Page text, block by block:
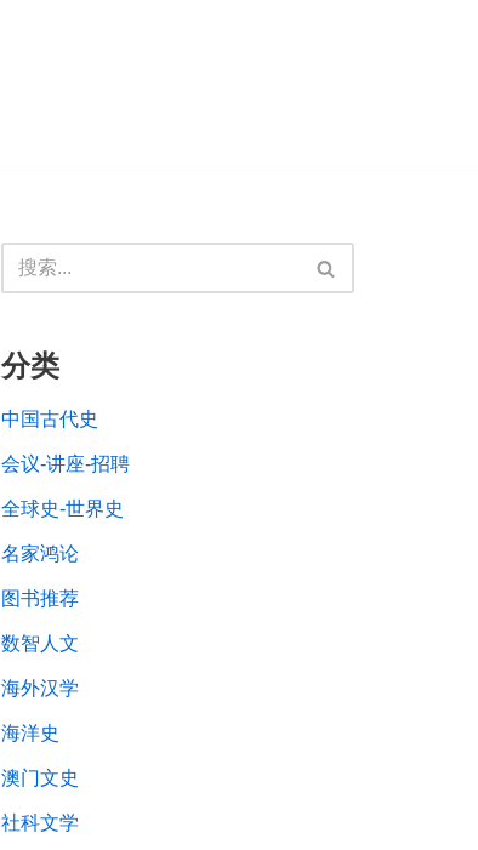
分类
中国古代史
会议-讲座-招聘
全球史-世界史
名家鸿论
图书推荐
数智人文
海外汉学
海洋史
澳门文史
社科文学